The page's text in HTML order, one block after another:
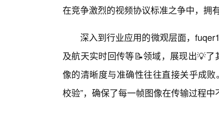
在竞争激烈的视频协议标准之争中，拥
深入到行业应用的微观层面，
及航天实时回传等📝领域，展现出💡
像的清晰度与准确性往往直接关乎成
校验”，确保了每一帧图像在传输过程